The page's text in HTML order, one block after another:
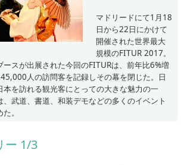
マドリードにて1月18
日から22日にかけて
開催された世界最大
規模のFITUR 2017。
ースが出展された今回のFITURは、前年比6%増
人の訪問客を記録しその幕を閉じた。日
本を訪れる観光客にとっての大きな魅力の一
武道、書道、和装デモなどの多くのイベント
。
ー 1/3